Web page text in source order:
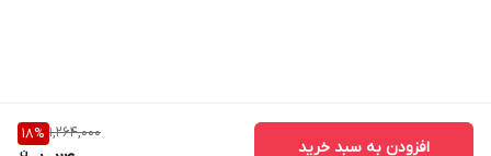
1,264,000
18%
افزودن به سبد خرید